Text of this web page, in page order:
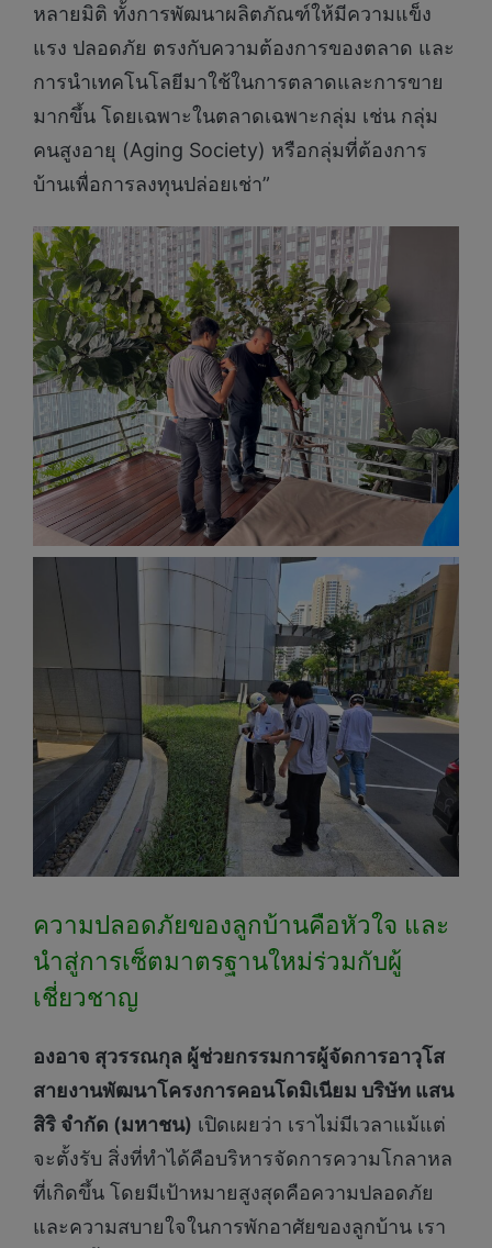
หลายมิติ ทั้งการพัฒนาผลิตภัณฑ์ให้มีความแข็ง
แรง ปลอดภัย ตรงกับความต้องการของตลาด และ
การนำเทคโนโลยีมาใช้ในการตลาดและการขาย
มากขึ้น โดยเฉพาะในตลาดเฉพาะกลุ่ม เช่น กลุ่ม
คนสูงอายุ (Aging Society) หรือกลุ่มที่ต้องการ
บ้านเพื่อการลงทุนปล่อยเช่า”
ความปลอดภัยของลูกบ้านคือหัวใจ และ
นำสู่การเซ็ตมาตรฐานใหม่ร่วมกับผู้
เชี่ยวชาญ
องอาจ สุวรรณกุล ผู้ช่วยกรรมการผู้จัดการอาวุโส
สายงานพัฒนาโครงการคอนโดมิเนียม บริษัท แสน
สิริ จำกัด (มหาชน) เปิดเผยว่า เราไม่มีเวลาแม้แต่
จะตั้งรับ สิ่งที่ทำได้คือบริหารจัดการความโกลาหล
ที่เกิดขึ้น โดยมีเป้าหมายสูงสุดคือความปลอดภัย
และความสบายใจในการพักอาศัยของลูกบ้าน เรา